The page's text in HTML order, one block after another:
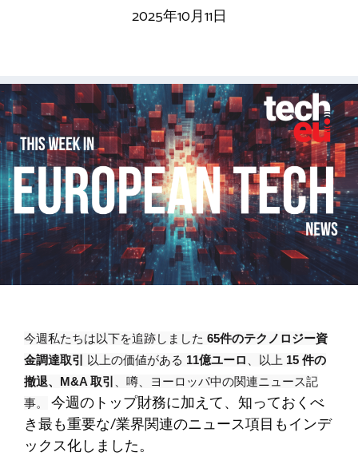
2025年10月11日
今週私たちは以下を追跡しました 65件のテクノロジー資
金調達取引
以上の価値がある 11億ユーロ 、以上 15 件の
撤退、M&A 取引
、噂、ヨーロッパ中の関連ニュース記
事。
今週のトップ財務に加えて、知っておくべ
き最も重要な/業界関連のニュース項目もインデ
ックス化しました。